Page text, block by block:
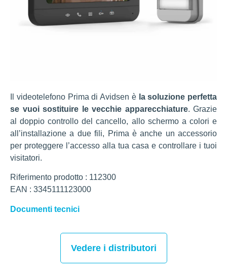
Il videotelefono Prima di Avidsen è la soluzione perfetta
se vuoi sostituire le vecchie apparecchiature. Grazie
al doppio controllo del cancello, allo schermo a colori e
all’installazione a due fili, Prima è anche un accessorio
per proteggere l’accesso alla tua casa e controllare i tuoi
visitatori.
Riferimento prodotto : 112300
EAN : 3345111123000
Documenti tecnici
Vedere i distributori